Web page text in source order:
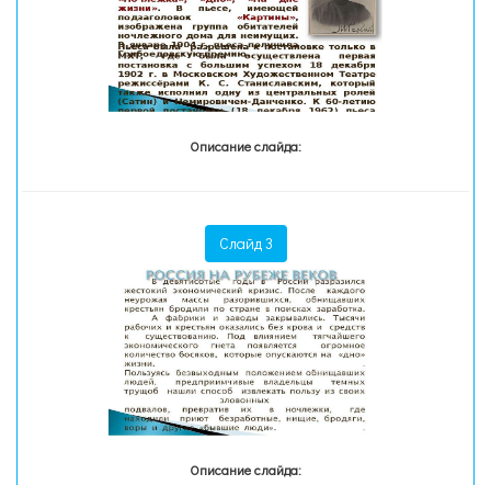
Описание слайда:
Слайд 3
Описание слайда: